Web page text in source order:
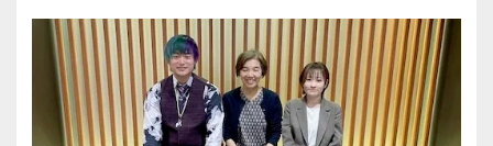
む職員などなど、これまで皆が仕事とプライベ
ートを楽しんでいます！
税理士の顔が見える会計事務所がモットー！